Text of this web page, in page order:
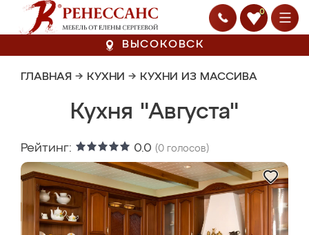
0
ВЫСОКОВСК
ГЛАВНАЯ → КУХНИ → КУХНИ ИЗ МАССИВА
Кухня "Августа"
Рейтинг: 0.0 (0 голосов)